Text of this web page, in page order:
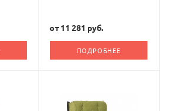
от 11 281 руб.
ПОДРОБНЕЕ